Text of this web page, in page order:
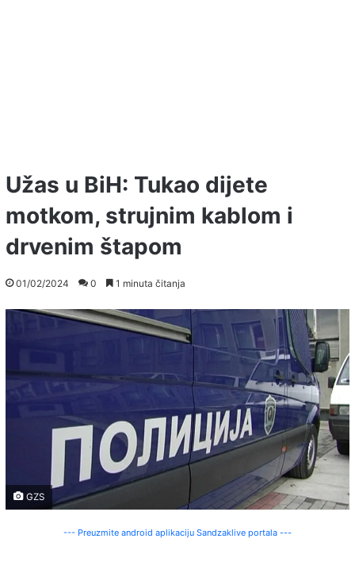
Užas u BiH: Tukao dijete
motkom, strujnim kablom i
drvenim štapom
01/02/2024 0 1 minuta čitanja
GZS
--- Preuzmite android aplikaciju Sandzaklive portala ---